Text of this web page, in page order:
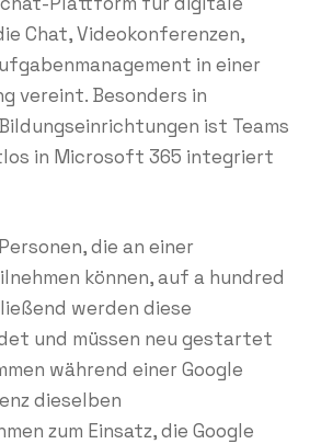
Chat, Videokonferenzen,
in einer
vereint. Besonders in
ist Teams
in Microsoft 365 integriert
die an einer
können, auf a hundred
werden diese
und müssen neu gestartet
während einer Google
dieselben
zum Einsatz, die Google